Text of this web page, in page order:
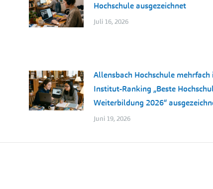
Hochschule ausgezeichnet
Juli 16, 2026
Allensbach Hochschule mehrfach
Institut-Ranking „Beste
Weiterbildung 2026“
Juni 19, 2026